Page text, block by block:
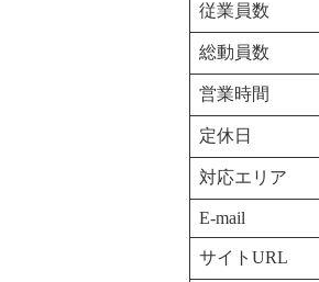
従業員数
総動員数
営業時間
定休日
対応エリア
E-mail
サイトURL